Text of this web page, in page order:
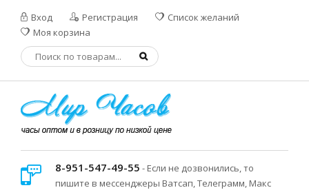
Вход Регистрация
Список желаний
Моя корзина
8-951-547-49-55 - Если не дозвонились, то
пишите в мессенджеры Ватсап, Телеграмм, Макс